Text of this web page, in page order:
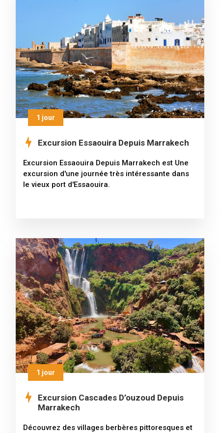
1 jour
Excursion Essaouira Depuis Marrakech
Excursion Essaouira Depuis Marrakech est Une
excursion d'une journée très intéressante dans
le vieux port d'Essaouira.
1 jour
Excursion Cascades D’ouzoud Depuis
Marrakech
Découvrez des villages berbères pittoresques et